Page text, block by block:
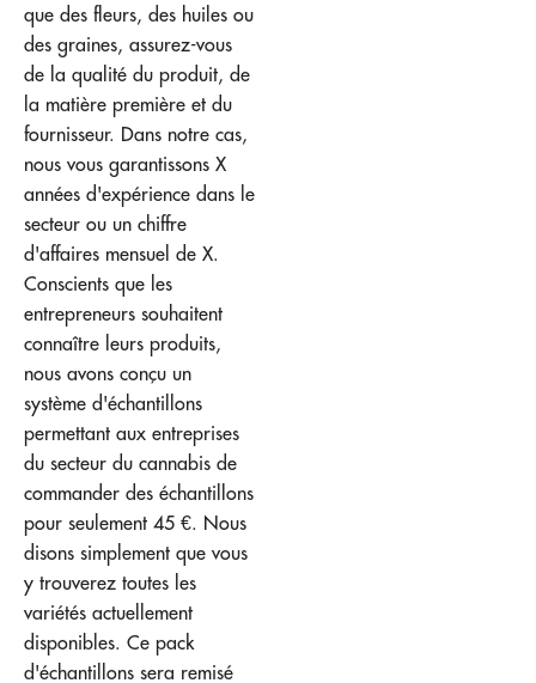
que des fleurs, des huiles ou
des graines, assurez-vous
de la qualité du produit, de
la matière première et du
fournisseur. Dans notre cas,
nous vous garantissons X
années d'expérience dans le
secteur ou un chiffre
d'affaires mensuel de X.
Conscients que les
entrepreneurs souhaitent
connaître leurs produits,
nous avons conçu un
système d'échantillons
permettant aux entreprises
du secteur du cannabis de
commander des échantillons
pour seulement 45 €. Nous
disons simplement que vous
y trouverez toutes les
variétés actuellement
disponibles. Ce pack
d'échantillons sera remisé